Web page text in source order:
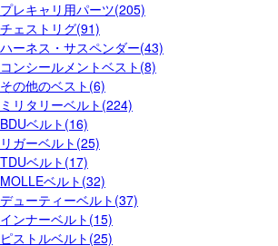
プレキャリ用パーツ(205)
チェストリグ(91)
ハーネス・サスペンダー(43)
コンシールメントベスト(8)
その他のベスト(6)
ミリタリーベルト(224)
BDUベルト(16)
リガーベルト(25)
TDUベルト(17)
MOLLEベルト(32)
デューティーベルト(37)
インナーベルト(15)
ピストルベルト(25)